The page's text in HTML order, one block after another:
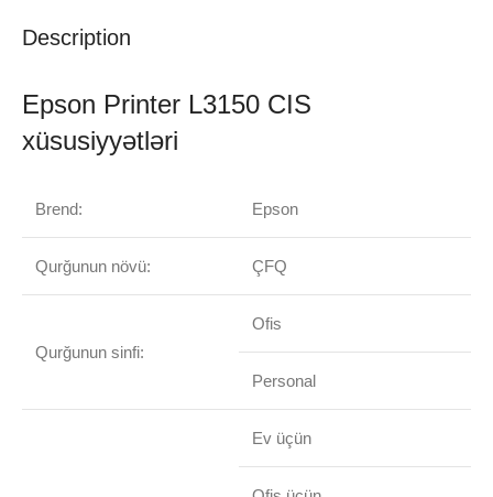
Description
Epson Printer L3150 CIS
xüsusiyyətləri
Brend: Epson
Qurğunun növü: ÇFQ
Qurğunun sinfi:
Ofis
Personal
Ev üçün